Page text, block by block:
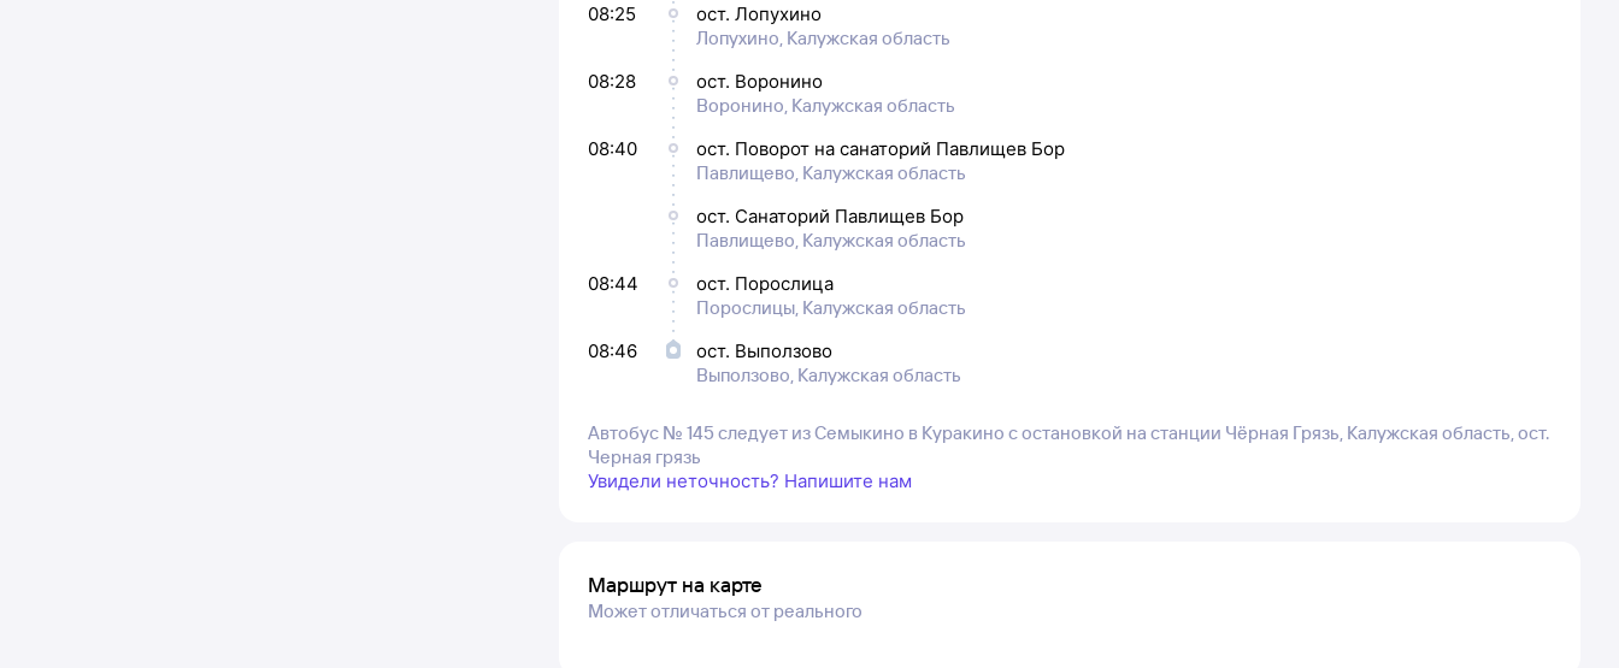
08:25
ост. Лопухино
Лопухино, Калужская область
08:28
ост. Воронино
Воронино, Калужская область
08:40
ост. Поворот на санаторий Павлищев Бор
Павлищево, Калужская область
ост. Санаторий Павлищев Бор
Павлищево, Калужская область
08:44
ост. Порослица
Порослицы, Калужская область
08:46
ост. Выползово
Выползово, Калужская область
Автобус № 145 следует из Семыкино в Куракино с остановкой на станции Чёрная Грязь, Калужская область, ост.
Черная грязь
Увидели неточность? Напишите нам
Маршрут на карте
Может отличаться от реального